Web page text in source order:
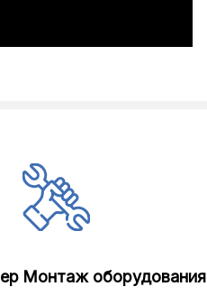
Монтаж оборудования